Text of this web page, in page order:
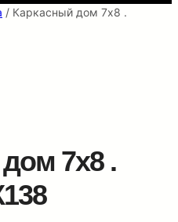
/ Каркасный дом 7х8 .
7х8 .